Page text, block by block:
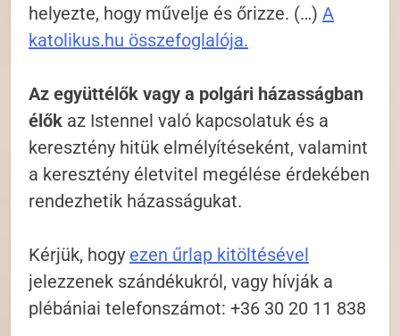
helyezte, hogy művelje és őrizze. (…) A
katolikus.hu összefoglalója.
Az együttélők vagy a polgári házasságban
élők az Istennel való kapcsolatuk és a
keresztény hitük elmélyítéseként, valamint
a keresztény életvitel megélése érdekében
rendezhetik házasságukat.
Kérjük, hogy ezen űrlap kitöltésével
jelezzenek szándékukról, vagy hívják a
plébániai telefonszámot: +36 30 20 11 838